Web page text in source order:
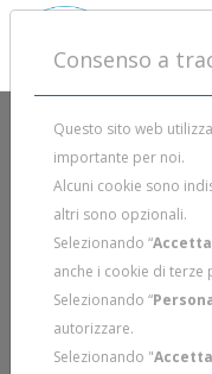
Consenso a
Questo sito web
importante per noi.
Alcuni cookie sono
altri sono opzionali.
Selezionando “
anche i cookie di terze
Selezionando “
autorizzare.
Selezionando "